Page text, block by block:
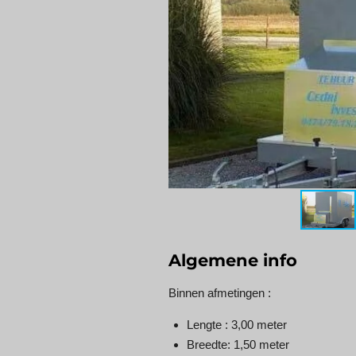
Algemene info
Binnen afmetingen :
Lengte : 3,00 meter
Breedte: 1,50 meter